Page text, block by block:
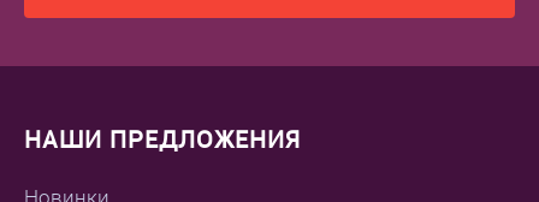
НАШИ ПРЕДЛОЖЕНИЯ